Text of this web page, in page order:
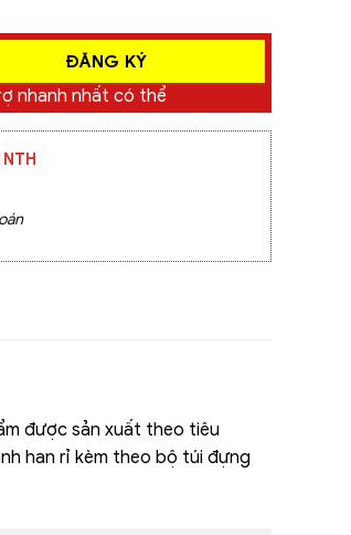
nhanh nhất có thể
được sản xuất theo tiêu
han rỉ kèm theo bộ túi đựng